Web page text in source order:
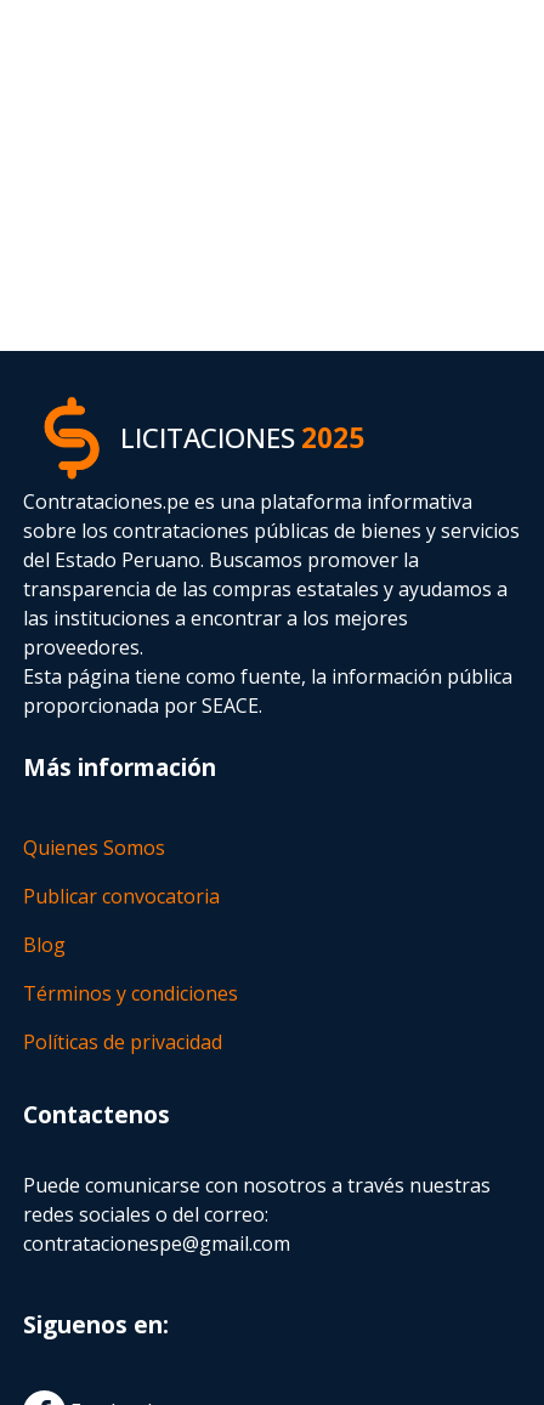
LICITACIONES2025
Contrataciones.pe es una plataforma informativa
sobre los contrataciones públicas de bienes y servicios
del Estado Peruano. Buscamos promover la
transparencia de las compras estatalesy ayudamos a
las instituciones a encontrar a los mejores
proveedores.
Esta página tiene como fuente, la información pública
proporcionada por SEACE.
Más información
Quienes Somos
Publicar convocatoria
Blog
Términos y condiciones
Políticas de privacidad
Contactenos
Puede comunicarse con nosotros a través nuestras
redes sociales o del correo:
contratacionespe@gmail.com
Siguenos en: